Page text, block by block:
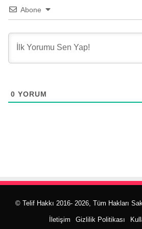
Abone
0 YORUM
© Telif Hakkı 2016- 2026, Tüm Hakları
İletişim Gizlilik Politikası